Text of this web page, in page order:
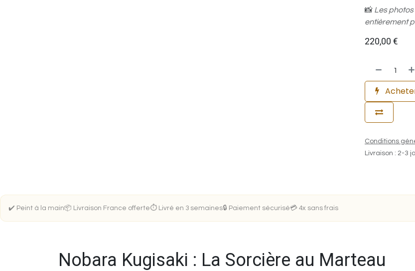
📸 Les
entièrement
220,00 €
Conditions
Livraison : 2-3
✔️ Peint à la main📦 Livraison France offerte⏱️ Livré en 3 semaines🔒 Paiement sécurisé💳 4x sans frais
Nobara Kugisaki : La Sorcière au Marteau